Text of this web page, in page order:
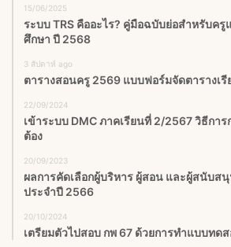
15/06/2025
ระบบ TRS คืออะไร? คู่มือฉบับย่อสำหรับครู
ศึกษา ปี 2568
3 สัปดาห์ ago
ตารางสอนครู 2569 แบบฟอร์มจัดตารางเรี
22/09/2024
เข้าระบบ DMC ภาคเรียนที่ 2/2567 วิธีกา
ต้อง
20/09/2023
ผลการคัดเลือกผู้บริหาร ผู้สอน และผู้สนับส
ประจำปี 2566
20/10/2024
เตรียมตัวไปสอบ กพ 67 ด้วยการทำแบบทด